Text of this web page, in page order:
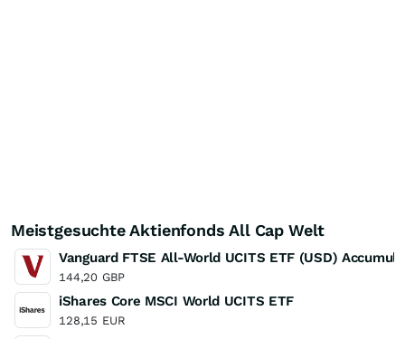
Meistgesuchte Aktienfonds All Cap Welt
Vanguard FTSE All-World UCITS ETF (USD)
144,20 GBP
iShares Core MSCI World UCITS ETF
128,15 EUR